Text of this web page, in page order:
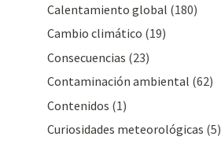
Calentamiento global (180)
Cambio climático (19)
Consecuencias (23)
Contaminación ambiental (62)
Contenidos (1)
Curiosidades meteorológicas (5)